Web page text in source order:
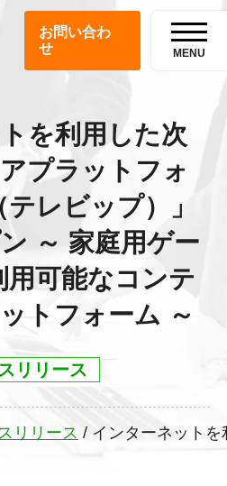
お問い合わ
せ
MENU
を利用した次
プラットフォ
レビップ）」
～ 家庭用ゲー
可能なコンテ
トフォーム ～
リリース
リリース / インターネット